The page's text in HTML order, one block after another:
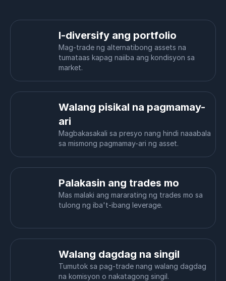
I-diversify ang portfolio
Mag-trade ng alternatibong assets na
tumataas kapag naiiba ang kondisyon sa
market.
Walang pisikal na pagmamay-
ari
Magbakasakali sa presyo nang hindi naaabala
sa mismong pagmamay-ari ng asset.
Palakasin ang trades mo
Mas malaki ang mararating ng trades mo sa
tulong ng iba't-ibang leverage.
Walang dagdag na singil
Tumutok sa pag-trade nang walang dagdag
na komisyon o nakatagong singil.